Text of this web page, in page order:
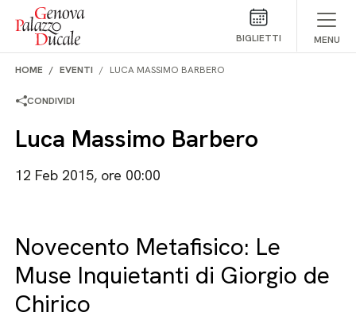
Salta al contenuto
BIGLIETTI MENU
HOME EVENTI LUCA MASSIMO BARBERO
CONDIVIDI
Luca Massimo Barbero
12 Feb 2015, ore 00:00
Novecento Metafisico: Le
Muse Inquietanti di Giorgio de
Chirico